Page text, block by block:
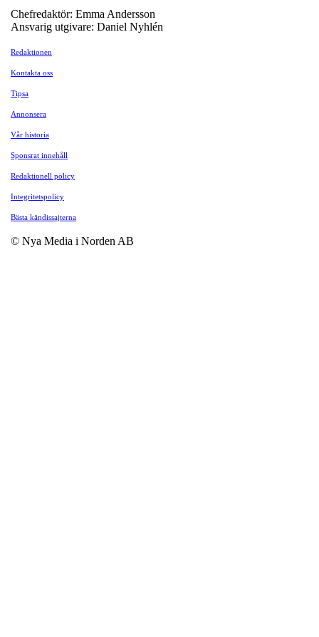
Chefredaktör: Emma Andersson
Ansvarig utgivare: Daniel Nyhlén
Redaktionen
Kontakta oss
Tipsa
Annonsera
Vår historia
Sponsrat innehåll
Redaktionell policy
Integritetspolicy
Bästa kändissajterna
© Nya Media i Norden AB